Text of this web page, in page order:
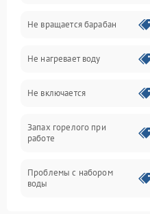
Слив
Программное обеспечение
Не вращается барабан
Не нагревает воду
Не включается
Запах горелого при
работе
Проблемы с набором
воды